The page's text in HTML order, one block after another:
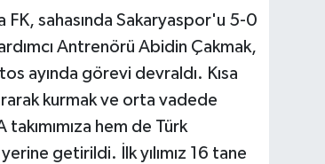
FK, sahasında Sakaryaspor'u 5-0
Antrenörü Abidin Çakmak,
ayında görevi devraldı. Kısa
kurmak ve orta vadede
hem de Türk
getirildi. İlk yılımız 16 tane